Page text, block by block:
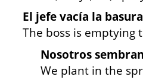
El jefe vacía la
The boss is emptying
Nosotros
We plant in the